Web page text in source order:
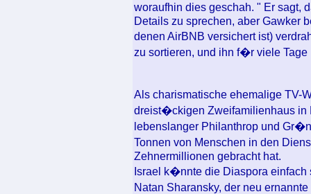
woraufhin dies geschah. " Er sagt,
Details zu sprechen, aber Gawker
denen AirBNB versichert ist)
zu sortieren, und ihn f�r viele
Als charismatische ehemalige TV-
dreist�ckigen Zweifamilienhaus in
lebenslanger Philanthrop und
Tonnen von Menschen in den
Zehnermillionen gebracht hat.
Israel k�nnte die Diaspora einfach
Natan Sharansky, der neu